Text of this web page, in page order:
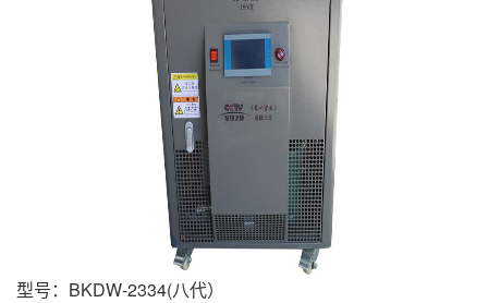
型号：BKDW-2334(八代）